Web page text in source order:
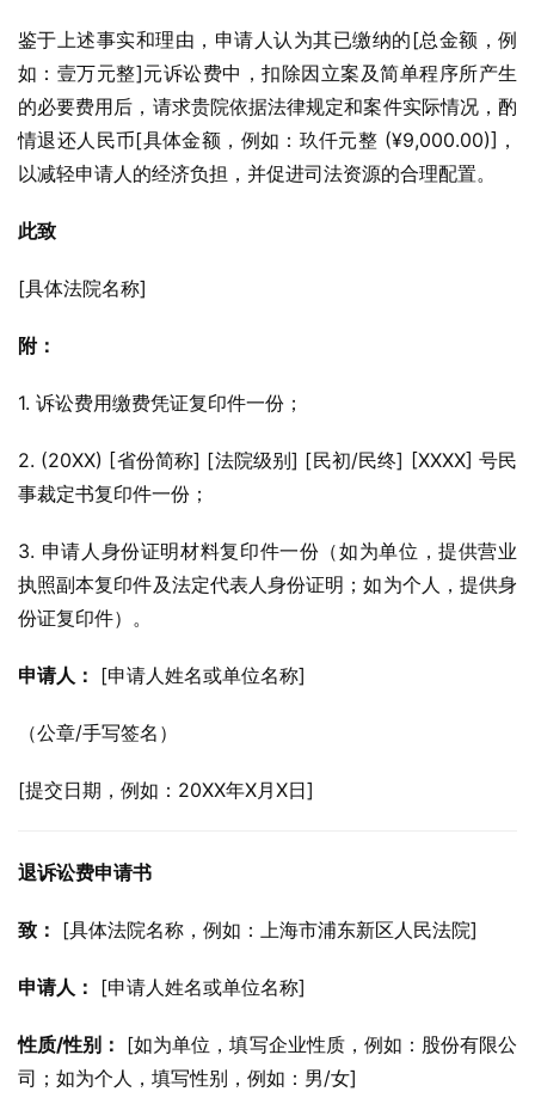
鉴于上述事实和理由，申请人认为其已缴纳的[总金额，例
如：壹万元整]元诉讼费中，扣除因立案及简单程序所产生
的必要费用后，请求贵院依据法律规定和案件实际情况，酌
情退还人民币[具体金额，例如：玖仟元整 (¥9,000.00)]，
以减轻申请人的经济负担，并促进司法资源的合理配置。
此致
[具体法院名称]
附：
1. 诉讼费用缴费凭证复印件一份；
2. (20XX) [省份简称] [法院级别] [民初/民终] [XXXX] 号民
事裁定书复印件一份；
3. 申请人身份证明材料复印件一份（如为单位，提供营业
执照副本复印件及法定代表人身份证明；如为个人，提供身
份证复印件）。
申请人： [申请人姓名或单位名称]
（公章/手写签名）
[提交日期，例如：20XX年X月X日]
退诉讼费申请书
致： [具体法院名称，例如：上海市浦东新区人民法院]
申请人： [申请人姓名或单位名称]
性质/性别： [如为单位，填写企业性质，例如：股份有限公
司；如为个人，填写性别，例如：男/女]